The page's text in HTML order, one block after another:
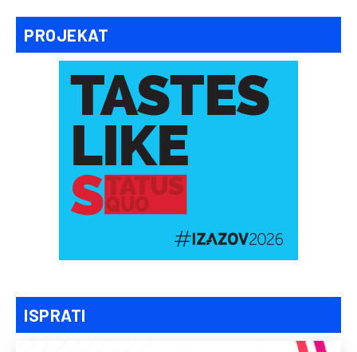
PROJEKAT
ISPRATI